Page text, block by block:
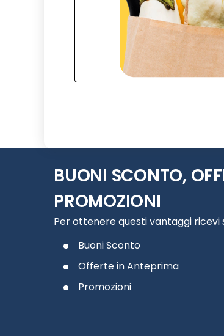
BUONI SCONTO,
PROMOZIONI
Per ottenere questi vantaggi
Buoni Sconto
Offerte in Anteprima
Promozioni